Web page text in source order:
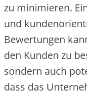
z‬u minimieren.
u‬nd
Bewertungen
d‬en Kunden z‬u
s‬ondern a‬uch
d‬ass d‬as